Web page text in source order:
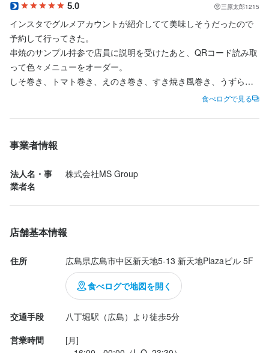
5.0 三原太郎1215
インスタでグルメアカウントが紹介してて美味しそうだったので
予約して行ってきた。
串焼のサンプル持参で店員に説明を受けたあと、QRコード読み取
って色々メニューをオーダー。
しそ巻き、トマト巻き、えのき巻き、すき焼き風巻き、うずら巻
き他色々頼んだけど中で、白菜巻きが1番美味しかった。（写真撮
食べログで見る
事業者情報
法人名・事
業者名
株式会社MS Group
店舗基本情報
住所 広島県広島市中区新天地5-13 新天地Plazaビル 5F
食べログで地図を開く
交通手段
八丁堀駅（広島）より徒歩5分
営業時間
[月]
店名
炭火ノ串や。ニューハカタスタイル 広島流川本店
勤務地
広島県広島市中区新天地5-13 新天地Plazaビル 5F
連絡先
株式会社MS Group